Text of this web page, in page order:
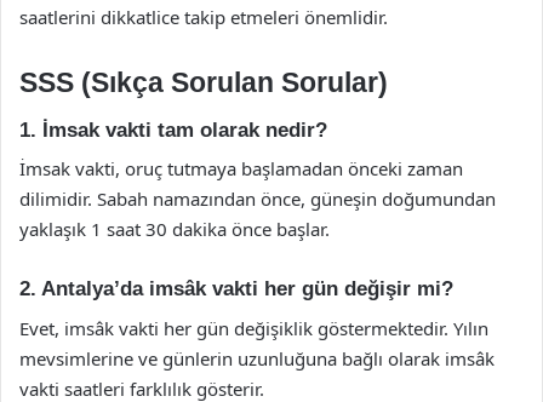
saatlerini dikkatlice takip etmeleri önemlidir.
SSS (Sıkça Sorulan Sorular)
1. İmsak vakti tam olarak nedir?
İmsak vakti, oruç tutmaya başlamadan önceki zaman
dilimidir. Sabah namazından önce, güneşin doğumundan
yaklaşık 1 saat 30 dakika önce başlar.
2. Antalya’da imsâk vakti her gün değişir mi?
Evet, imsâk vakti her gün değişiklik göstermektedir. Yılın
mevsimlerine ve günlerin uzunluğuna bağlı olarak imsâk
vakti saatleri farklılık gösterir.